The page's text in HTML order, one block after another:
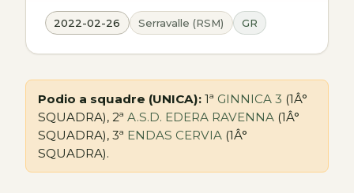
2022-02-26 Serravalle (RSM) GR
Podio a squadre (UNICA): 1ªGINNICA 3 (1Â°
SQUADRA), 2ªA.S.D. EDERA RAVENNA (1Â°
SQUADRA), 3ª ENDAS CERVIA (1Â°
SQUADRA).